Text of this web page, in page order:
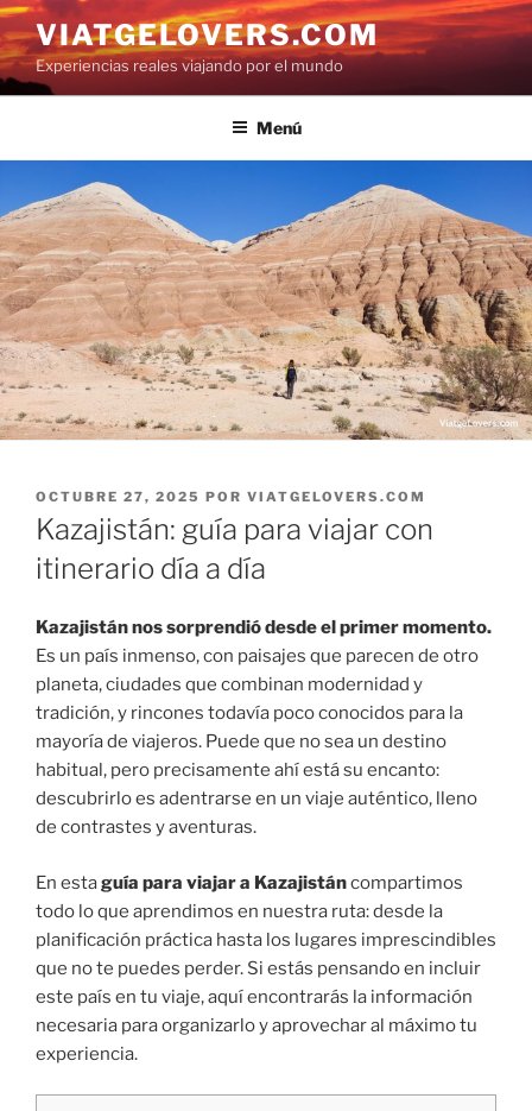
Saltar
al
contenido
VIATGELOVERS.COM
Experiencias reales viajando por el mundo
Menú
PUBLICADO
EL
OCTUBRE 27, 2025 POR VIATGELOVERS.COM
Kazajistán: guía para viajar con
itinerario día a día
Kazajistán nos sorprendió desde el primer momento.
Es un país inmenso, con paisajes que parecen de otro
planeta, ciudades que combinan modernidad y
tradición, y rincones todavía poco conocidos para la
mayoría de viajeros. Puede que no sea un destino
habitual, pero precisamente ahí está su encanto:
descubrirlo es adentrarse en un viaje auténtico, lleno
de contrastes y aventuras.
En estaguía para viajar a Kazajistáncompartimos
todo lo que aprendimos en nuestra ruta: desde la
planificación práctica hasta los lugares imprescindibles
que no te puedes perder. Si estás pensando en incluir
este país en tu viaje, aquí encontrarás la información
necesaria para organizarlo y aprovechar al máximo tu
experiencia.